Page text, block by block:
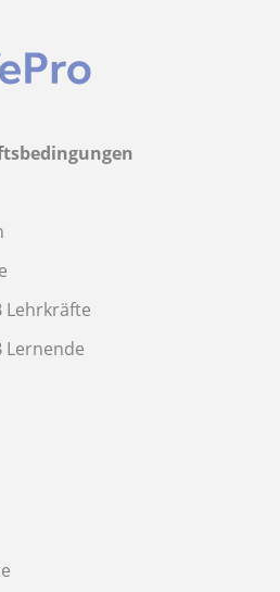
Lehrkräfte
Lernende